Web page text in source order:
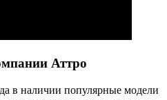
Аттро
в наличии популярные модели